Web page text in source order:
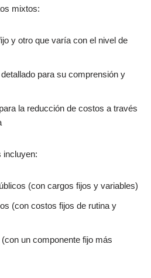
mixtos:
y otro que varía con el nivel de
para su comprensión y
la reducción de costos a través
incluyen:
(con cargos fijos y variables)
(con costos fijos de rutina y
un componente fijo más